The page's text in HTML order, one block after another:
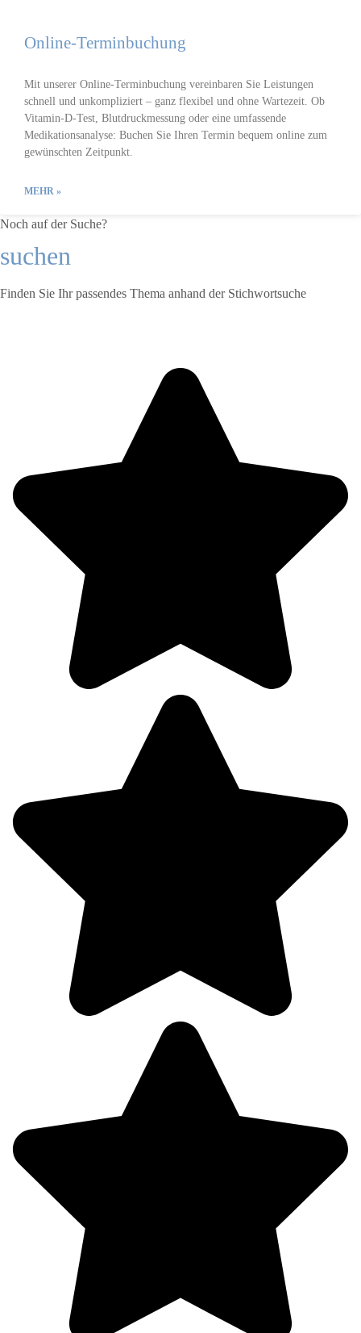
Online-Terminbuchung
Mit unserer Online-Terminbuchung vereinbaren Sie Leistungen
schnell und unkompliziert – ganz flexibel und ohne Wartezeit. Ob
Vitamin-D-Test, Blutdruckmessung oder eine umfassende
Medikationsanalyse: Buchen Sie Ihren Termin bequem online zum
gewünschten Zeitpunkt.
MEHR »
Noch auf der Suche?
suchen
Finden Sie Ihr passendes Thema anhand der Stichwortsuche